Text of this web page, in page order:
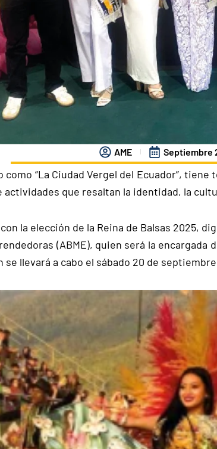
AME Septiembre
como “La Ciudad Vergel del Ecuador”,
actividades que resaltan la identidad, la
la elección de la Reina de Balsas 2025,
(ABME), quien será la
se llevará a cabo el sábado 20 de